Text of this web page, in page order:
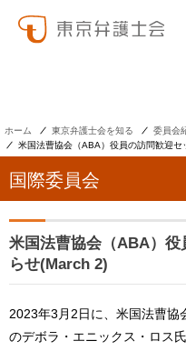
ホーム 東京弁護士会を知る 委員会
米国法曹協会（ABA）役員の訪問歓迎
国際委員会
米国法曹協会（ABA）役
らせ(March 2)
2023年3月2日に、米国法曹協
のデボラ・エニックス・ロス